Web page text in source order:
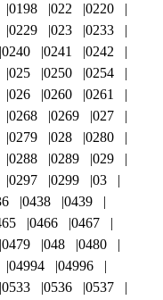
0198 022
0220
0229 023
0233
0240 0241
0242
025 0250
0254
026 0260
0261
0268 0269
027
0279 028
0280
0288 0289
029
0297 0299
03
0438
0439
0466
0467
0479 048
0480
04994
04996
0533 0536
0537